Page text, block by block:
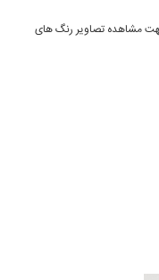
مشاهده تصاویر رنگ های